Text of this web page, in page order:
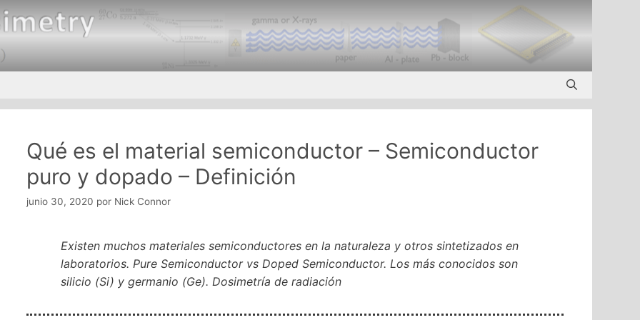
Qué es el material semiconductor – Semiconductor
puro y dopado – Definición
junio 30, 2020 por Nick Connor
Existen muchos materiales semiconductores en la naturaleza y otros sintetizados en
laboratorios. Pure Semiconductor vs Doped Semiconductor. Los más conocidos son
silicio (Si) y germanio (Ge). Dosimetría de radiación